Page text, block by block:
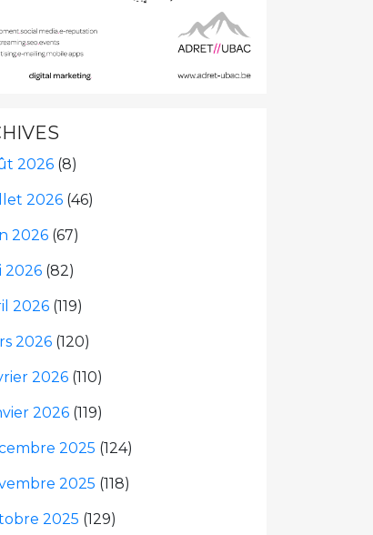
2026 (8)
2026 (46)
2026 (67)
2026 (82)
2026 (119)
2026 (120)
2026 (110)
2026 (119)
2025 (124)
2025 (118)
2025 (129)